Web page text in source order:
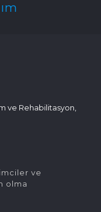
ve Rehabilitasyon,
ve
olma